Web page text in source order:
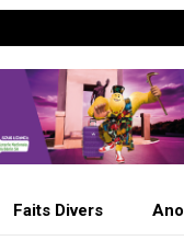
Faits Divers